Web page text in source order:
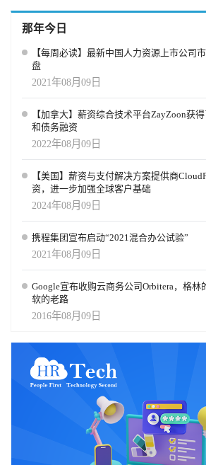
ChatGPT查询平均会消耗4升水，这已成为亟待
来会怎样？ 我们才刚刚开始，AI的演进远未结束。 第一阶
用户到多功能使用场景 AI的最大ROI将来自我称之为“多功能智能
体”（Multi-Functional Agent）的形态。当前
的“助力方向盘”——虽然能帮助转动方向，
通、安排面试并筛选简历，接下来还会连接
“招聘-职业一体化智能体”正是多功能AI的雏
与买方制定相关蓝图。 企业不希望拥有上百个“各自为政的Agent”，
而是希望建立能贯穿端到端业务流程的“智能
设计到生产再到销售”或“从营销到签约、再
程。当前的单一用例AI将逐步走向融合。 随着这些多功能Agent的出
现（多数由IT团队自建，而非完全依赖供应
统性重塑。不再需要“面试协调员”“客户预约
——这些工作将被整合到AI工作流中。 在我们的Galileo实践中也能
看到这一趋势：它从最初的HR助手，进化为
课程、解决复杂薪酬或内部政策问题的系统
一辆“自动驾驶汽车”。 智能体将拥有记忆
是：AI智能体开始“了解你是谁”。例如，
份和过往行为。与其每次都从零开始，这些
化，也更有价值。 想象一下：你是一位经理，面临产能不足的问
题。你问Galileo：“能帮我招聘一个新员工吗
“在我帮您开启招聘申请之前，能否请您说明
后它可能继续问你部门的管理幅度（因为它
议道：“以您预算的薪资水平，寻找内部候选
望我帮您筛选具备相关技能的公司内部员工？” 一个月后，当你
向Galileo求助时，它可能会说：“上次您新招
度较慢。我们是否该为团队制定一个新的培
看出差别了吗？当所有这些“助力方向盘式”
那年今日
【每周必读】最新中国人力资源上市公司
盘
2021年08月09日
【加拿大】薪资综合技术平台ZayZoon获
和债务融资
2022年08月09日
【美国】薪资与支付解决方案提供商
资，进一步加强全球客户基础
2024年08月09日
携程集团宣布启动“2021混合办公试验”
2021年08月09日
Google宣布收购云商务公司Orbitera，格林
软的老路
2016年08月09日